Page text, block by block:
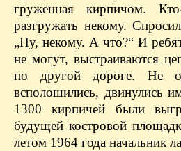
груженная кирпичом.
разгружать некому.
„Ну, некому. А что?“ И
не могут, выстраиваются
по другой дороге. Не
всполошились, двинулись
1300 кирпичей были
будущей костровой
летом 1964 года начальник